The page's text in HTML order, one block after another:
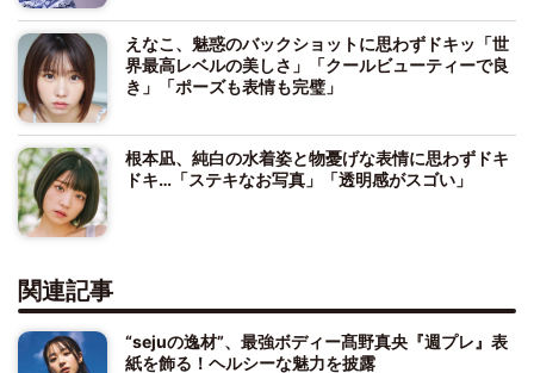
えなこ、魅惑のバックショットに思わずドキッ「世
界最高レベルの美しさ」「クールビューティーで良
き」「ポーズも表情も完璧」
根本凪、純白の水着姿と物憂げな表情に思わずドキ
ドキ…「ステキなお写真」「透明感がスゴい」
関連記事
“sejuの逸材”、最強ボディー髙野真央『週プレ』表
紙を飾る！ヘルシーな魅力を披露